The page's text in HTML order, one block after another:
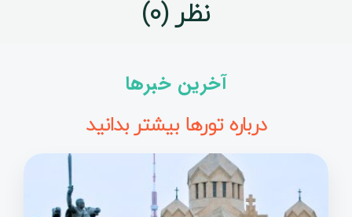
نظر (0)
آخرین خبرها
درباره تورها بیشتر بدانید